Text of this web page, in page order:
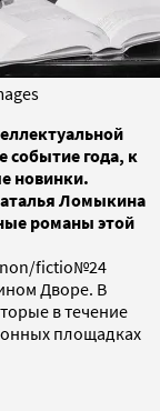
года, к
новинки.
Ломыкина
романы этой
non/fictio№24
Дворе. В
в течение
площадках